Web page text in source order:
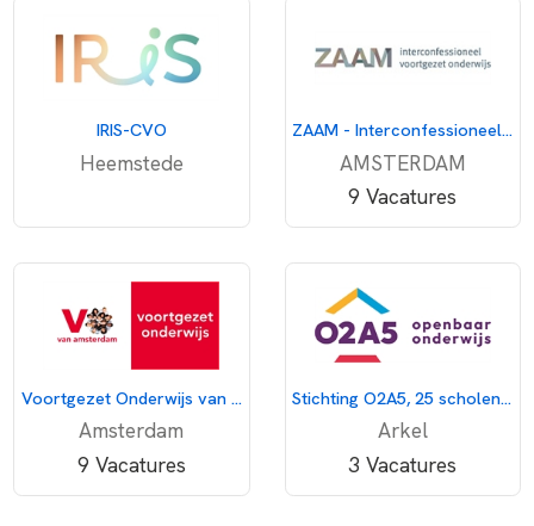
IRIS-CVO
Heemstede
ZAAM - Interconfessioneel voortgezet onderwijs
AMSTERDAM
9 Vacatures
Voortgezet Onderwijs van Amsterdam
Amsterdam
9 Vacatures
Stichting O2A5, 25 scholen voor openbaar onderwijs
Arkel
3 Vacatures